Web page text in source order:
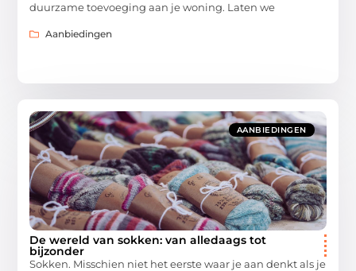
duurzame toevoeging aan je woning. Laten we
Aanbiedingen
AANBIEDINGEN
De wereld van sokken: van alledaags tot
bijzonder
Sokken. Misschien niet het eerste waar je aan denkt als je